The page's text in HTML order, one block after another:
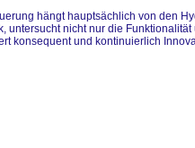
hängt hauptsächlich von den
untersucht nicht nur die
konsequent und kontinuierlich